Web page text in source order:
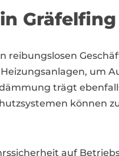
Gräfelfing
reibungslosen
um
trägt
können
auf